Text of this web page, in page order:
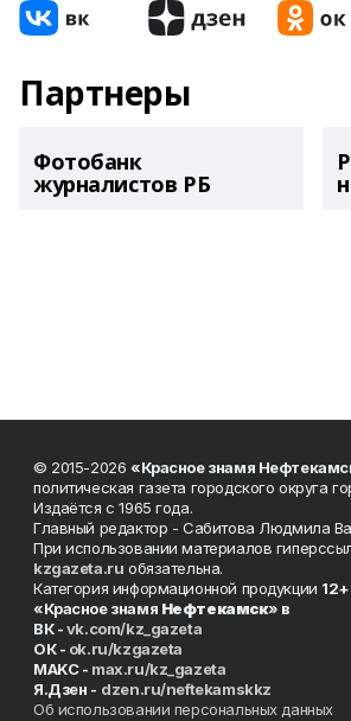
Партнеры
Фотобанк
журналистов РБ
© 2015-2026 «Красное знамя
политическая газета городского округа
Издаётся с 1965 года.
Главный редактор - Сабитова Людмила
При использовании материалов
kzgazeta.ru обязательна.
Категория информационной продукции 12+
«Красное знамя Нефтекамск» в
ВК -vk.com/kz_gazeta
ОК - ok.ru/kzgazeta
MAKC - max.ru/kz_gazeta
Я.Дзен - dzen.ru/neftekamskkz
Об использовании персональных данных